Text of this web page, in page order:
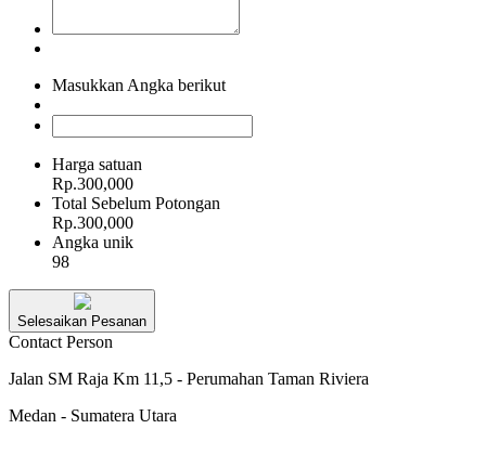
Masukkan Angka berikut
Harga satuan
Rp.300,000
Total Sebelum Potongan
Rp.300,000
Angka unik
98
Selesaikan Pesanan
Contact Person
Jalan SM Raja Km 11,5 - Perumahan Taman Riviera
Medan - Sumatera Utara